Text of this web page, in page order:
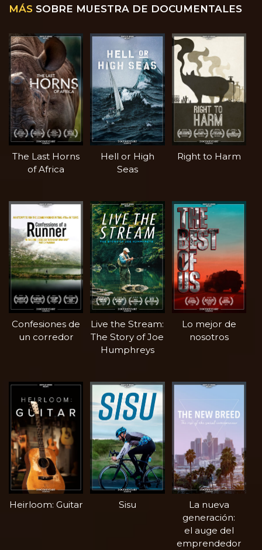
MÁS SOBRE MUESTRA DE DOCUMENTALES
The Last Horns
of Africa
Hell or High
Seas
Right to Harm
Confesiones de
un corredor
Live the Stream:
The Story of Joe
Humphreys
Lo mejor de
nosotros
Heirloom: Guitar Sisu
La nueva
generación:
el auge del
emprendedor